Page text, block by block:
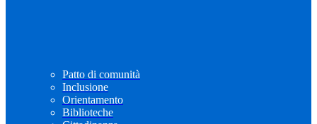
Patto di comunità
Inclusione
Orientamento
Biblioteche